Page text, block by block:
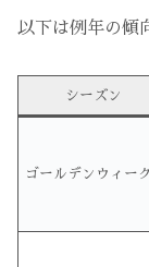
以下は例年の傾
シーズン
ゴールデンウィーク